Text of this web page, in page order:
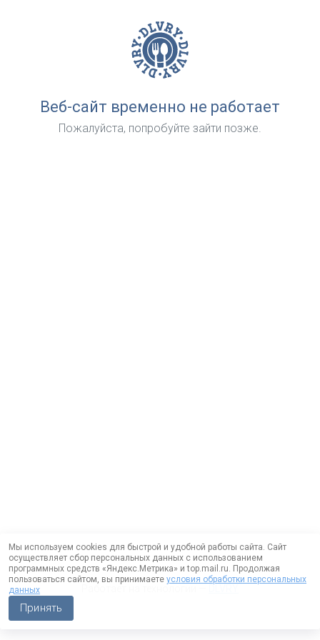
Веб-сайт временно не работает
Пожалуйста, попробуйте зайти позже.
Мы используем cookies для быстрой и удобной работы сайта. Сайт
осуществляет сбор персональных данных с использованием
программных средств «Яндекс.Метрика» и top.mail.ru. Продолжая
пользоваться сайтом, вы принимаете условия обработки персональных
данных
Принять